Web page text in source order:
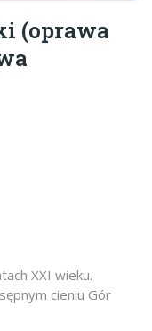
(oprawa
XXI wieku.
cieniu Gór